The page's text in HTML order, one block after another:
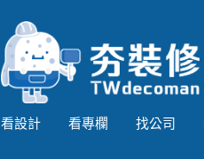
看設計 看專欄 找公司